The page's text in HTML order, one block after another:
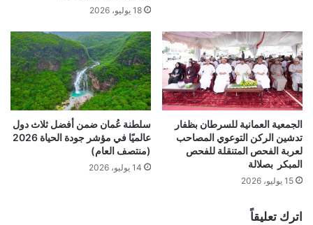
18 يوليو، 2026
الجمعية العمانية للسرطان بظفار
تدشين الركن التوعوي المصاحب
لعربة الفحص المتنقلة للفحص
المبكر بصلالة
15 يوليو، 2026
سلطنة عُمان ضمن أفضل ثلاث دول
عالميًا في مؤشر جودة الحياة 2026
(منتصف العام)
14 يوليو، 2026
اترك تعليقاً